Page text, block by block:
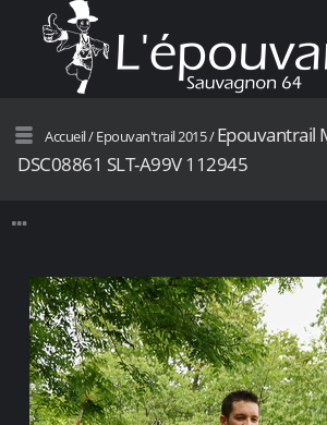
Accueil/Epouvan'trail 2015/Epouvantrail
DSC08861 SLT-A99V 112945